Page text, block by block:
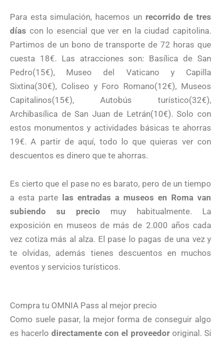
Para esta simulación, hacemos un recorrido de tres
días con lo esencial que ver en la ciudad capitolina.
Partimos de un bono de transporte de 72 horas que
cuesta 18€. Las atracciones son: Basílica de San
Pedro(15€), Museo del Vaticano y Capilla
Sixtina(30€), Coliseo y Foro Romano(12€), Museos
Capitalinos(15€), Autobús turístico(32€),
Archibasílica de San Juan de Letrán(10€). Solo con
estos monumentos y actividades básicas te ahorras
19€. A partir de aquí, todo lo que quieras ver con
descuentos es dinero que te ahorras.
Es cierto que el pase no es barato, pero de un tiempo
a esta parte
las entradas a museos en Roma van
subiendo su precio muy habitualmente. La
exposición en museos de más de 2.000 años cada
vez cotiza más al alza. El pase lo pagas de una vez y
te olvidas, además tienes descuentos en muchos
eventos y servicios turísticos.
Compra tu OMNIA Pass al mejor precio
Como suele pasar, la mejor forma de conseguir algo
es hacerlo directamente con el proveedor original. Si